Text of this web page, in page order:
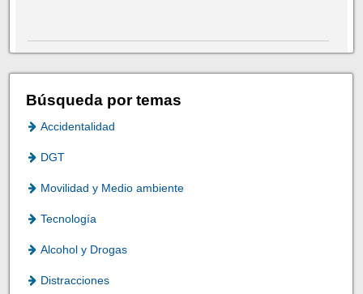
Búsqueda por temas
Accidentalidad
DGT
Movilidad y Medio ambiente
Tecnología
Alcohol y Drogas
Distracciones